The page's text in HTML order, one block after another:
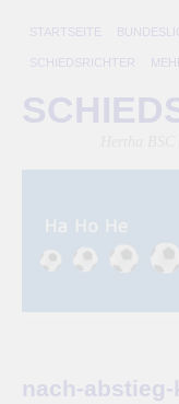
STARTSEITE
SCHIEDSRICHTER
nach-